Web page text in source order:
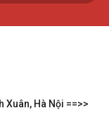
Xuân, Hà Nội ==>>